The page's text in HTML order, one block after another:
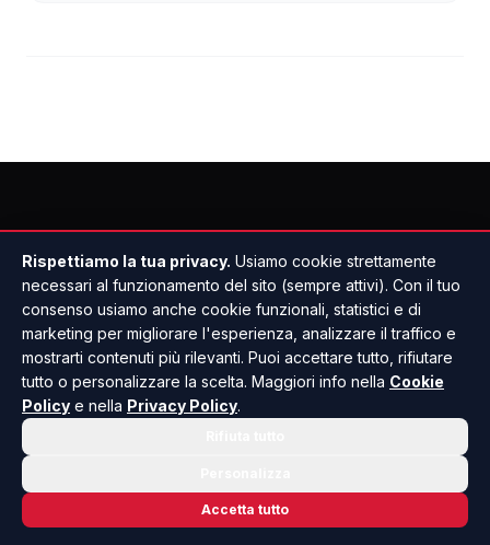
Rispettiamo la tua privacy. Usiamo cookie strettamente
necessari al funzionamento del sito (sempre attivi). Con il tuo
consenso usiamo anche cookie funzionali, statistici e di
marketing per migliorare l'esperienza, analizzare il traffico e
mostrarti contenuti più rilevanti. Puoi accettare tutto, rifiutare
tutto o personalizzare la scelta. Maggiori info nella Cookie
Policy e nella Privacy Policy.
Accetta tutto